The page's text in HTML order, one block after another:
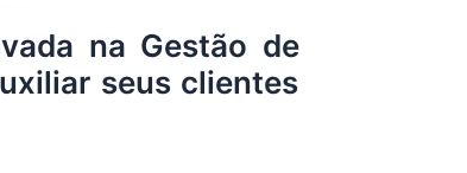
na Gestão de
seus clientes